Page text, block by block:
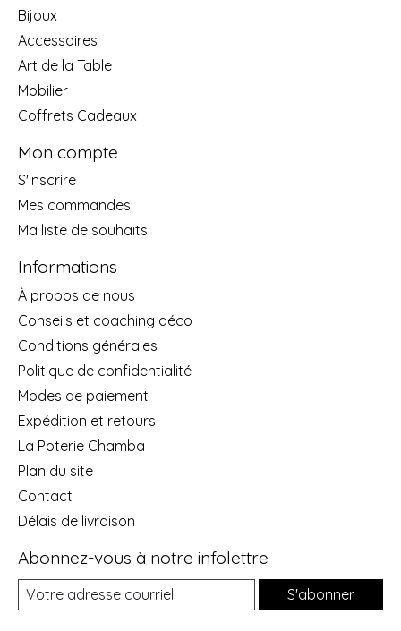
Bijoux
Accessoires
Art de la Table
Mobilier
Coffrets Cadeaux
Mon compte
S'inscrire
Mes commandes
Ma liste de souhaits
Informations
À propos de nous
Conseils et coaching déco
Conditions générales
Politique de confidentialité
Modes de paiement
Expédition et retours
La Poterie Chamba
Plan du site
Contact
Délais de livraison
Abonnez-vous à notre infolettre
S'abonner